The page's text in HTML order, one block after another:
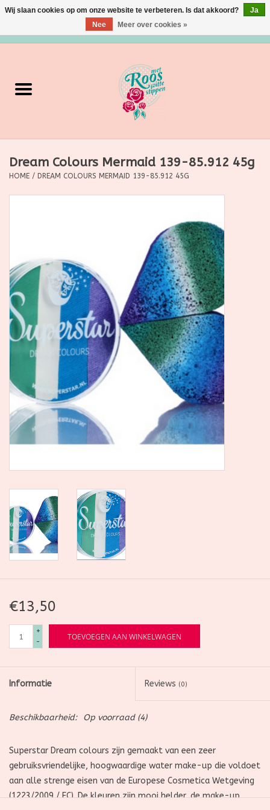
Verzorging
Grimeermateriaal
Eten/Drinken
Ditjes & Datjes
SALE
Kadootjes
Workshops
Furry Friends
Dream Colours Mermaid 139-85.912 45g
HOME / DREAM COLOURS MERMAID 139-85.912 45G
€13,50
+
-
TOEVOEGEN AAN WINKELWAGEN
Informatie Reviews (0)
Beschikbaarheid: Op voorraad(4)
Superstar Dream colours zijn gemaakt van een zeer
gebruiksvriendelijke, hoogwaardige water make-up die voldoet
aan alle strenge eisen van de Europese Cosmetica Wetgeving
(1223/2009 / EC). De kleuren zijn mooi helder, de make-up
Wij slaan cookies op om onze website te verbeteren. Is dat akkoord?
Ja
Nee
Meer over cookies »